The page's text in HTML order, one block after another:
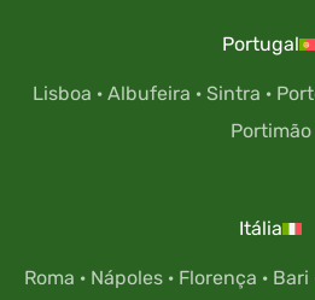
Portugal
Lisboa · Albufeira · Sintra ·
Portimão
Itália
Roma · Nápoles · Florença · Bari